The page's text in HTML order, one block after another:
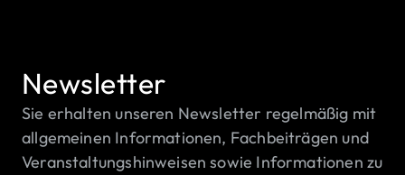
Newsletter
Sie erhalten unseren Newsletter regelmäßig mit
allgemeinen Informationen, Fachbeiträgen und
Veranstaltungshinweisen sowie Informationen zu